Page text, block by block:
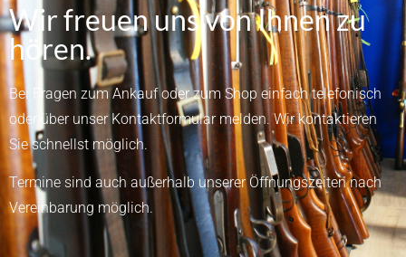
Wir freuen uns von Ihnen zu
hören.
Bei Fragen zum Ankauf oder zum Shop einfach telefonisch
oder über unser Kontaktformularmelden.Wir kontaktieren
Sie schnellst möglich.
Termine sind auch außerhalb unserer Öffnungszeiten nach
Vereinbarung möglich.